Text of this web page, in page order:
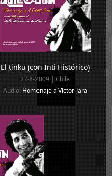
El tinku (con Inti Histórico)
27-8-2009 | Chile
Audio:Homenaje a Víctor Jara